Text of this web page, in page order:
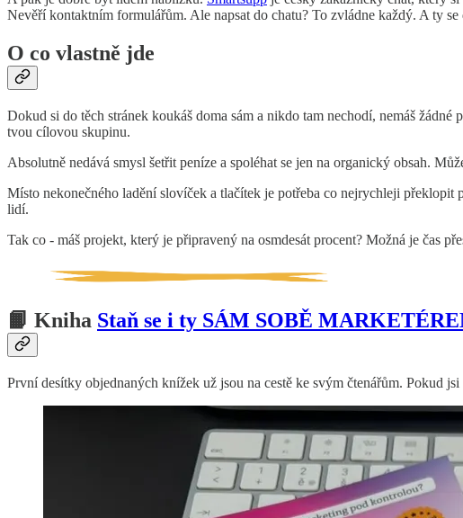
Nevěří kontaktním formulářům. Ale napsat do chatu? To zvládne každý. A ty
O co vlastně jde
Dokud si do těch stránek koukáš doma sám a nikdo tam nechodí, nemáš
tvou cílovou skupinu.
Absolutně nedává smysl šetřit peníze a spoléhat se jen na organický obsah.
Místo nekonečného ladění slovíček a tlačítek je potřeba co nejrychleji překlopit
lidí.
Tak co - máš projekt, který je připravený na osmdesát procent? Možná je čas
📙 Kniha Staň se i ty SÁM SOBĚ
První desítky objednaných knížek už jsou na cestě ke svým čtenářům. Pokud